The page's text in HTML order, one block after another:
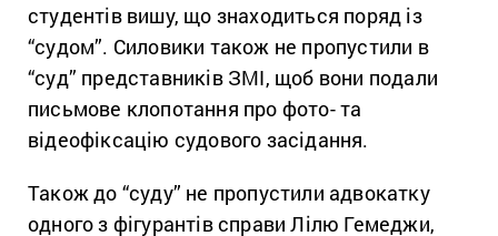
студентів вишу, що знаходиться поряд із
“судом”. Силовики також не пропустили в
“суд” представників ЗМІ, щоб вони подали
письмове клопотання про фото- та
відеофіксацію судового засідання.
Також до “суду” не пропустили адвокатку
одного з фігурантів справи Лілю Гемеджи,